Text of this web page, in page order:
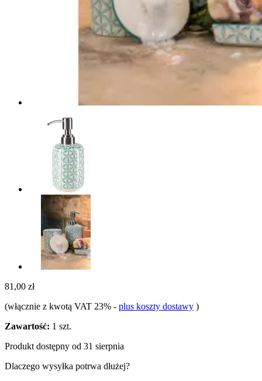
81,00 zł
(włącznie z kwotą VAT 23% - plus koszty dostawy )
Zawartość: 1 szt.
Produkt dostępny od 31 sierpnia
Dlaczego wysyłka potrwa dłużej?